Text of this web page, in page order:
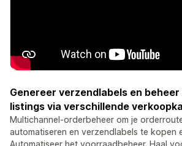
Genereer verzendlabels en
listings via verschillende
Multichannel-orderbeheer om je
automatiseren en verzendlabels te kopen